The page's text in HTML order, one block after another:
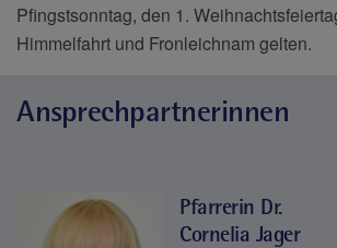
Pfingstsonntag, den 1.
Himmelfahrt und Fronleichnam gelten.
Ansprechpartnerinnen
Pfarrerin Dr.
Cornelia Jager